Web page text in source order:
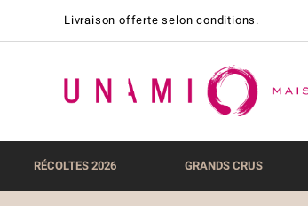
Livraison offerte selon conditions.
RÉCOLTES 2026 GRANDS CRUS